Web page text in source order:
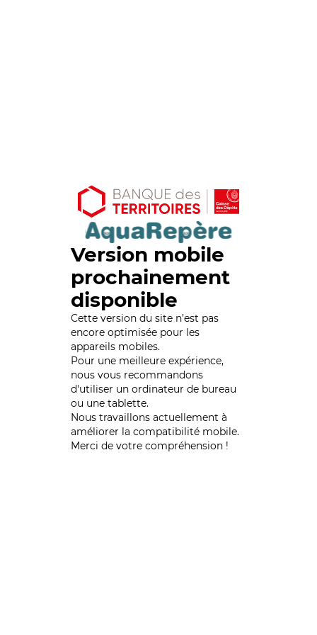
Version mobile
prochainement
disponible
Cette version du site n’est pas
encore optimisée pour les
appareils mobiles.
Pour une meilleure expérience,
nous vous recommandons
d'utiliser un ordinateur de bureau
ou une tablette.
Nous travaillons actuellement à
améliorer la compatibilité mobile.
Merci de votre compréhension !